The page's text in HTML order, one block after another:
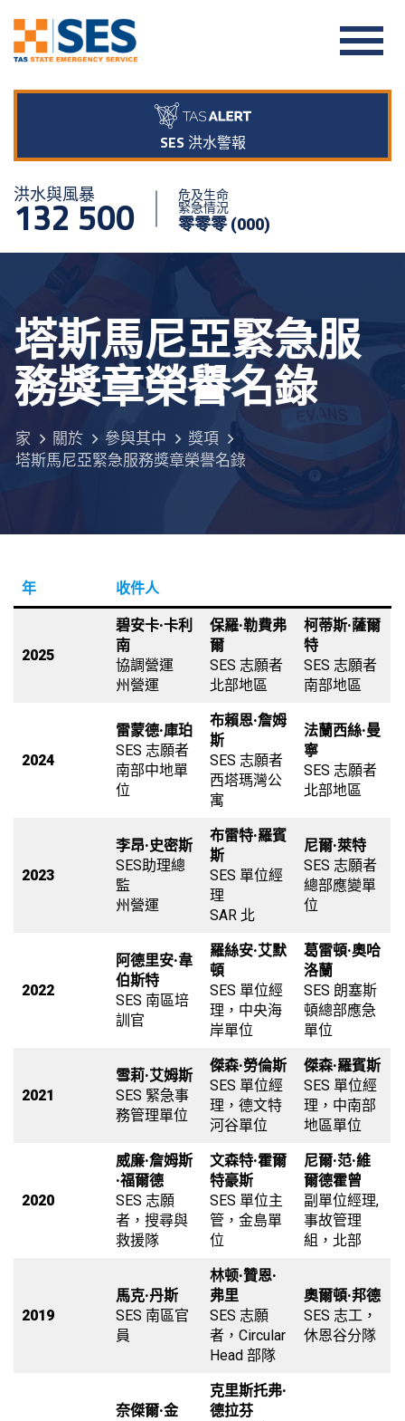
SES 洪水警報
洪水與風暴
132 500
危及生命
緊急情況
零零零 (000)
塔斯馬尼亞緊急服
務獎章榮譽名錄
家 關於 參與其中
獎項
塔斯馬尼亞緊急服務獎章榮譽名錄
年 收件人
2025
碧安卡·卡利
南
協調營運
州營運
保羅·勒費弗
爾
SES 志願者
北部地區
柯蒂斯·薩爾
特
SES 志願者
南部地區
2024
雷蒙德·庫珀
SES 志願者
南部中地單
位
布賴恩·詹姆
斯
SES 志願者
西塔瑪灣公
寓
法蘭西絲·曼
寧
SES 志願者
北部地區
2023
李昂·史密斯
SES助理總
監
州營運
布雷特·羅賓
斯
SES 單位經
理
SAR 北
尼爾·萊特
SES 志願者
總部應變單
位
2022
阿德里安·韋
伯斯特
SES 南區培
訓官
羅絲安·艾默
頓
SES 單位經
理，中央海
岸單位
葛雷頓·奧哈
洛蘭
SES 朗塞斯
頓總部應急
單位
2021
雪莉·艾姆斯
SES 緊急事
務管理單位
傑森·勞倫斯
SES 單位經
理，德文特
河谷單位
傑森·羅賓斯
SES 單位經
理，中南部
地區單位
2020
威廉·詹姆斯
·福爾德
SES 志願
者，搜尋與
救援隊
文森特·霍爾
特豪斯
SES 單位主
管，金島單
位
尼爾·范·維
爾德霍曾
副單位經理,
事故管理
組，北部
2019
馬克·丹斯
SES 南區官
員
林顿·贊恩·
弗里
SES 志願
者，Circular
Head 部隊
奧爾頓·邦德
SES 志工，
休恩谷分隊
奈傑爾·金
克里斯托弗·
德拉芬